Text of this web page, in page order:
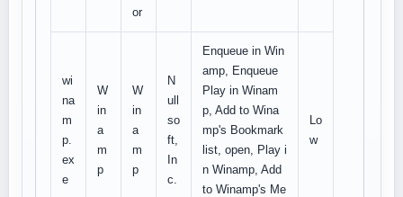
or
wi
na
m
p.
ex
e
W
in
a
m
p
W
in
a
m
p
N
ull
so
ft,
In
c.
Enqueue in Win
amp, Enqueue
Play in Winam
p, Add to Wina
mp's Bookmark
list, open, Play i
n Winamp, Add
to Winamp's Me
Lo
w